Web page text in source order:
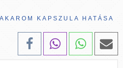
KAPSZULA HATÁSA